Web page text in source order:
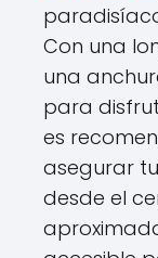
Con una
una
para
es
asegurar
desde el